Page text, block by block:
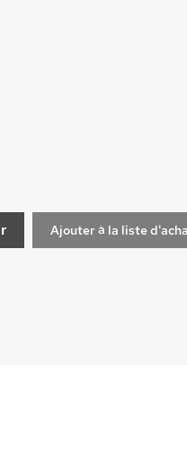
Ajouter à la liste